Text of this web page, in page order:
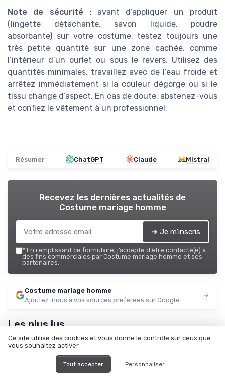
Note de sécurité :avant d’appliquer un produit
(lingette détachante, savon liquide, poudre
absorbante) sur votre costume, testez toujours une
très petite quantité sur une zone cachée, comme
l’intérieur d’un ourlet ou sous le revers. Utilisez des
quantités minimales, travaillez avec de l’eau froide et
arrêtez immédiatement si la couleur dégorge ou si le
tissu change d’aspect. En cas de doute, abstenez-vous
et confiez le vêtement à un professionnel.
Résumer ChatGPT Claude Mistral
Recevez les dernières actualités de
Costume mariage homme
➔ Je m'inscris
* En remplissant ce formulaire, j’accepte d’être contacté(e) à
des fins commerciales par Costume mariage homme et ses
partenaires.
Costume mariage homme
Ajoutez-nous à vos sources préférées sur Google
Les plus lus
Ce site utilise des cookies et vous donne le contrôle sur ceux que
vous souhaitez activer
Tout accepter Personnaliser